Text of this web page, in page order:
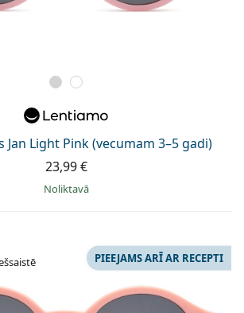
Jan Light Pink (vecumam 3–5 gadi)
23,99 €
Noliktavā
PIEEJAMS ARĪ AR RECEPTI